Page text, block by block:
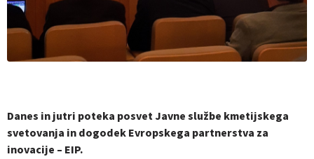
Danes in jutri poteka posvet Javne službe kmetijskega
svetovanja in dogodek Evropskega partnerstva za
inovacije – EIP.